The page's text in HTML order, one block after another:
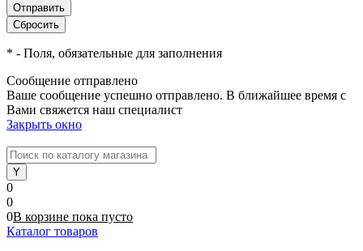
* - Поля, обязательные для заполнения
Сообщение отправлено
Ваше сообщение успешно отправлено. В ближайшее время с
Вами свяжется наш специалист
Закрыть окно
0
0
0В корзине пока пусто
Каталог товаров